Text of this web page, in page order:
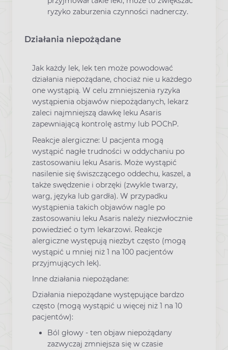
ryzyko zaburzenia czynności nadnerczy.
Działania niepożądane
Jak każdy lek, lek ten może powodować
działania niepożądane, chociaż nie u każdego
one wystąpią. W celu zmniejszenia ryzyka
wystąpienia objawów niepożądanych, lekarz
zaleci najmniejszą dawkę leku Asaris
zapewniającą kontrolę astmy lub POChP.
Reakcje alergiczne: U pacjenta mogą
wystąpić nagłe trudności w oddychaniu po
zastosowaniu leku Asaris. Może wystąpić
nasilenie się świszczącego oddechu, kaszel, a
także swędzenie i obrzęki (zwykle twarzy,
warg, języka lub gardła). W przypadku
wystąpienia takich objawów nagle po
zastosowaniu leku Asaris należy niezwłocznie
powiedzieć o tym lekarzowi. Reakcje
alergiczne występują niezbyt często (mogą
wystąpić u mniej niż 1 na 100 pacjentów
przyjmujących lek).
Inne działania niepożądane:
Działania niepożądane występujące bardzo
często (mogą wystąpić u więcej niż 1 na 10
pacjentów):
Ból głowy - ten objaw niepożądany
zazwyczaj zmniejsza się w czasie